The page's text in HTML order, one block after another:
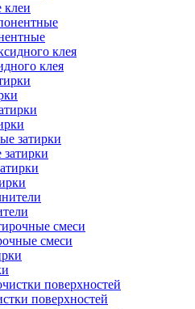
клеи
клея
смеси
поверхностей